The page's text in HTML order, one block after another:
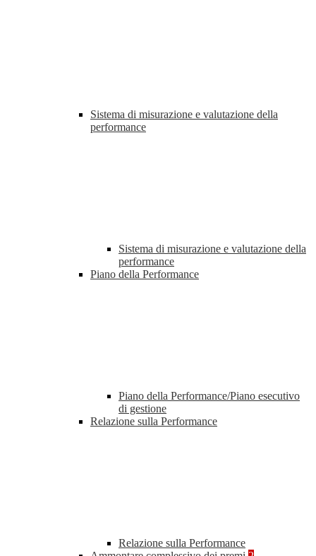
Sistema di misurazione e valutazione della
performance
Sistema di misurazione e valutazione della
performance
Piano della Performance
Piano della Performance/Piano esecutivo
di gestione
Relazione sulla Performance
Relazione sulla Performance